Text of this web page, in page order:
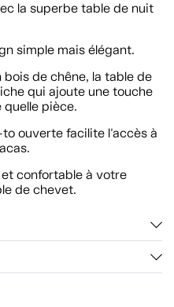
la superbe table de nuit
simple mais élégant.
de chêne, la table de
qui ajoute une touche
pièce.
ouverte facilite l'accès à
confortable à votre
de chevet.